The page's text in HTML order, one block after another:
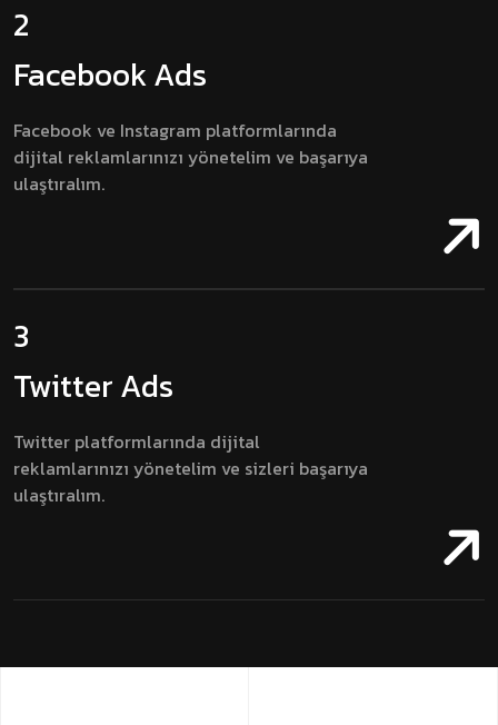
2
Facebook Ads
Facebook ve Instagram platformlarında
dijital reklamlarınızı yönetelim ve başarıya
ulaştıralım.
3
Twitter Ads
Twitter platformlarında dijital
reklamlarınızı yönetelim ve sizleri başarıya
ulaştıralım.